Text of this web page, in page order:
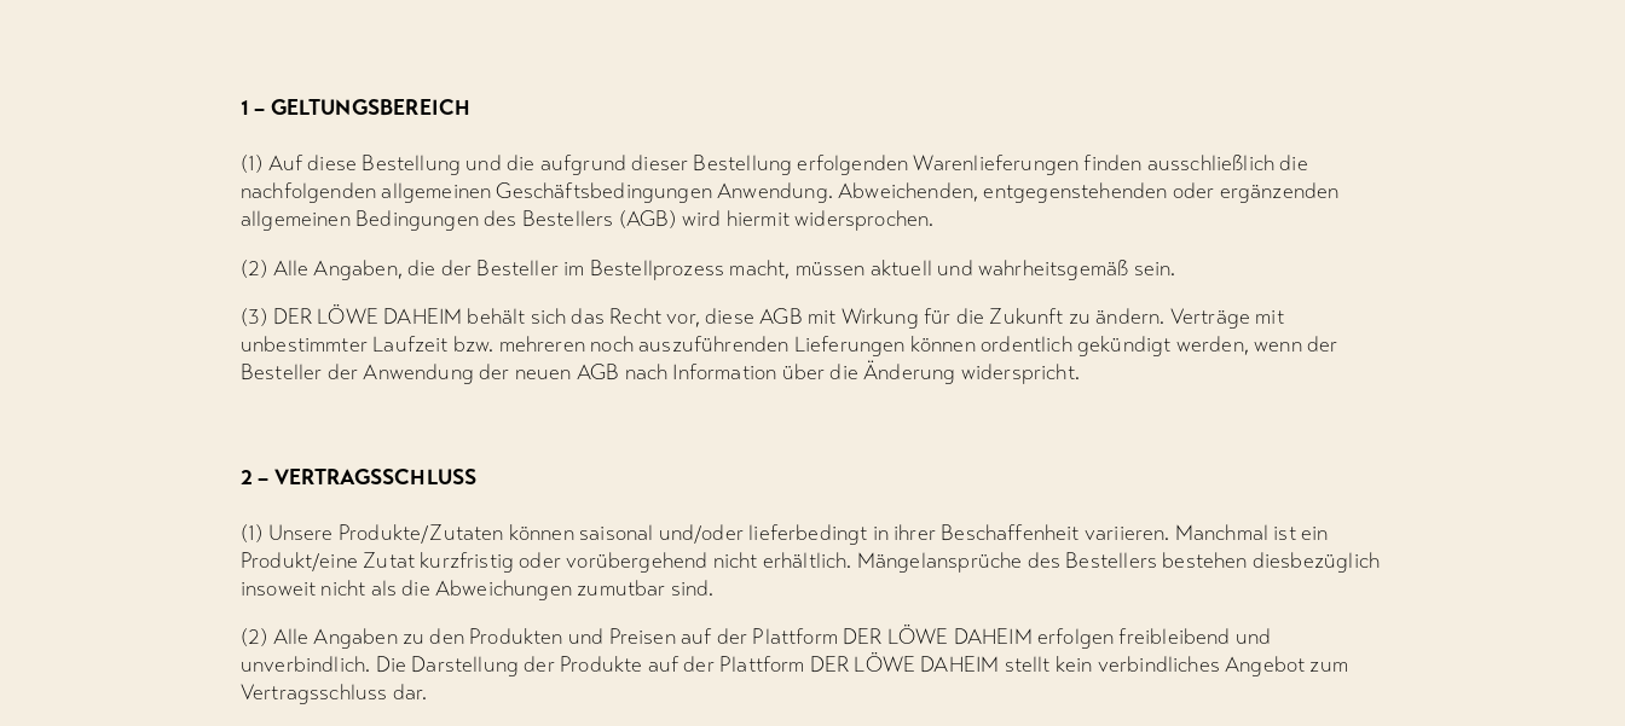
1 – GELTUNGSBEREICH
(1) Auf diese Bestellung und die aufgrund dieser Bestellung erfolgenden Warenlieferungen finden ausschließlich die
nachfolgenden allgemeinen Geschäftsbedingungen Anwendung. Abweichenden, entgegenstehenden oder ergänzenden
allgemeinen Bedingungen des Bestellers (AGB) wird hiermit widersprochen.
(2) Alle Angaben, die der Besteller im Bestellprozess macht, müssen aktuell und wahrheitsgemäß sein.
(3) DER LÖWE DAHEIM behält sich das Recht vor, diese AGB mit Wirkung für die Zukunft zu ändern. Verträge mit
unbestimmter Laufzeit bzw. mehreren noch auszuführenden Lieferungen können ordentlich gekündigt werden, wenn der
Besteller der Anwendung der neuen AGB nach Information über die Änderung widerspricht.
2 – VERTRAGSSCHLUSS
(1) Unsere Produkte/Zutaten können saisonal und/oder lieferbedingt in ihrer Beschaffenheit variieren. Manchmal ist ein
Produkt/eine Zutat kurzfristig oder vorübergehend nicht erhältlich. Mängelansprüche des Bestellers bestehen diesbezüglich
insoweit nicht als die Abweichungen zumutbar sind.
(2) Alle Angaben zu den Produkten und Preisen auf der Plattform DER LÖWE DAHEIM erfolgen freibleibend und
unverbindlich. Die Darstellung der Produkte auf der Plattform DER LÖWE DAHEIM stellt kein verbindliches Angebot zum
Vertragsschluss dar.